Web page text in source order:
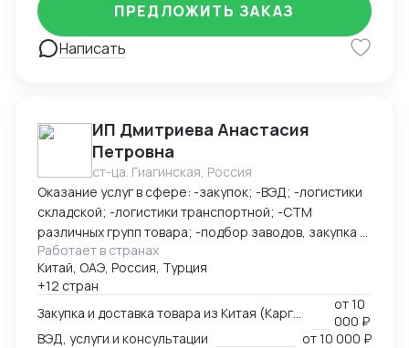
Написать
ПРЕДЛОЖИТЬ ЗАКАЗ
ИП Дмитриева Анастасия
Петровна
ст-ца. Гиагинская, Россия
Оказание услуг в сфере: -закупок; -ВЭД; -логистики
складской; -логистики транспортной; -СТМ
различных групп товара; -подбор заводов, закупка и
доставка товара из Китая (КАРГО и Белый ввоз)
Страны с которыми работаю по сей день: Европа,
США, ОАЭ, Турция, Китай, СНГ
Работает в странах
Китай, ОАЭ, Россия, Турция
+12 стран
от10
000 ₽
ВЭД, услуги и консультации
от10 000 ₽